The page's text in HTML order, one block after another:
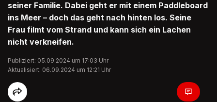
seiner Familie. Dabei geht er mit einem Paddleboard
ins Meer – doch das geht nach hinten los. Seine
Frau filmt vom Strand und kann sich ein Lachen
nicht verkneifen.
Publiziert: 05.09.2024 um 17:03 Uhr
Aktualisiert: 06.09.2024 um 12:21 Uhr